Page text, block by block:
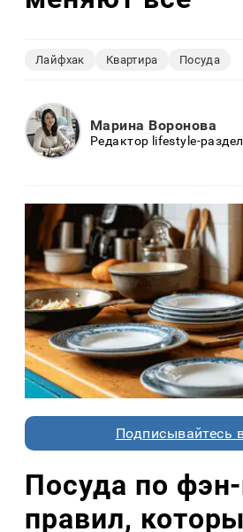
Лайфхак Квартира Посуда
Марина Воронова
Редактор lifestyle-
Подписывайтесь
Посуда по
правил,